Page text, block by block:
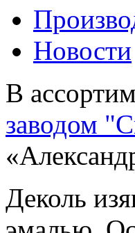
Новости
В
заводом
Деколь